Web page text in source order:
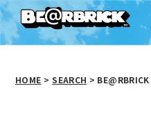
HOME > SEARCH >